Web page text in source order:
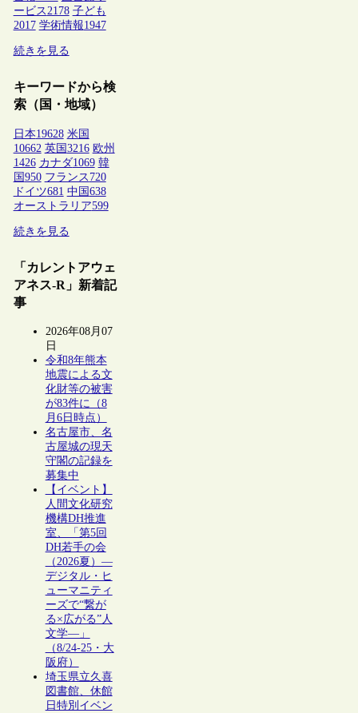
ービス2178 子ども
2017 学術情報1947
続きを見る
キーワードから検
索（国・地域）
日本19628 米国
10662 英国3216 欧州
1426 カナダ1069 韓
国950 フランス 720
ドイツ681 中国638
オーストラリア599
続きを見る
「カレントアウェ
アネス-R」新着記
事
2026年08月07
日
令和8年熊本
地震による文
化財等の被害
が83件に（8
月6日時点）
名古屋市、名
古屋城の現天
守閣の記録を
募集中
【イベント】
人間文化研究
機構DH推進
室、「第5回
DH若手の会
（2026夏）―
デジタル・ヒ
ューマニティ
ーズで“繋が
る×広がる”人
文学―」
（8/24-25・大
阪府）
埼玉県立久喜
図書館、休館
日特別イベン